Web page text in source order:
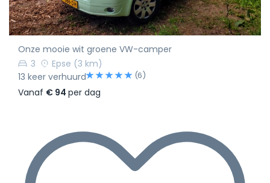
Onze mooie wit groene VW-camper
3
Epse (3 km)
13 keer verhuurd
(6)
Vanaf € 94 per dag